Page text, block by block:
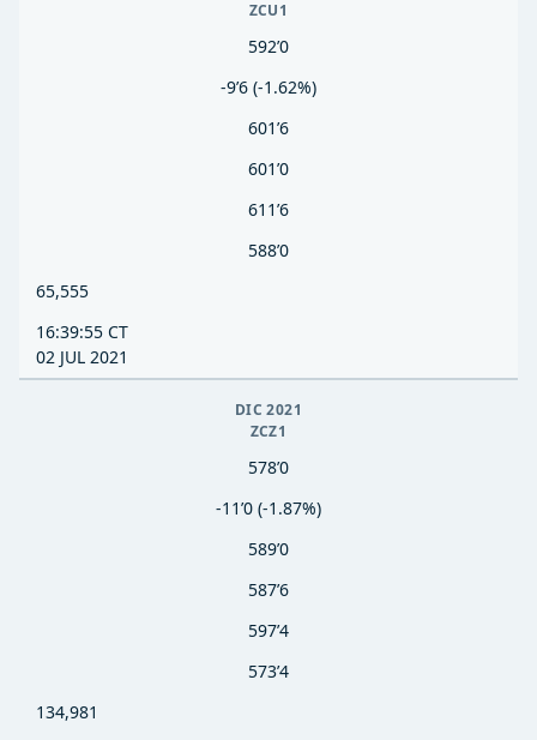
ZCU1
592’0
-9’6 (-1.62%)
601’6
601’0
611’6
588’0
65,555
16:39:55 CT
02 JUL 2021
DIC 2021
ZCZ1
578’0
-11’0 (-1.87%)
589’0
587’6
597’4
573’4
134,981